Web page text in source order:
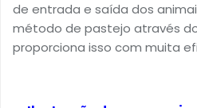
de entrada e saída dos
método de pastejo através
proporciona isso com muita